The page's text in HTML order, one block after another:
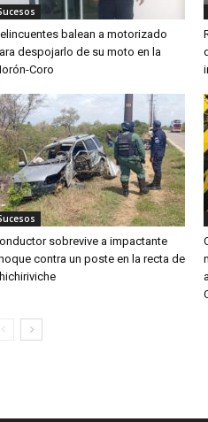
balean a motorizado
despojarlo de su moto en la
Coro
sobrevive a impactante
contra un poste en la recta de